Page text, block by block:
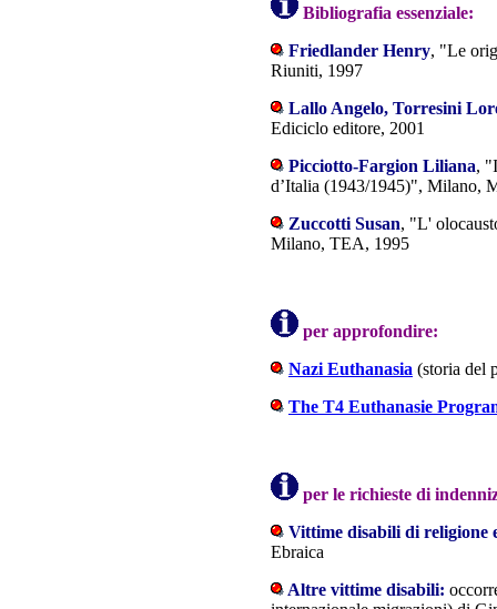
Bibliografia essenziale:
Friedlander Henry, "Le
Riuniti, 1997
Lallo Angelo, Torresini
Ediciclo editore, 2001
Picciotto-Fargion Liliana,
d’Italia (1943/1945)", Milano,
Zuccotti Susan, "L'
Milano, TEA, 1995
per approfondire:
Nazi Euthanasia (storia del
The T4 Euthanasie
per le richieste di
Vittime disabili di religione
Ebraica
Altre vittime disabili: